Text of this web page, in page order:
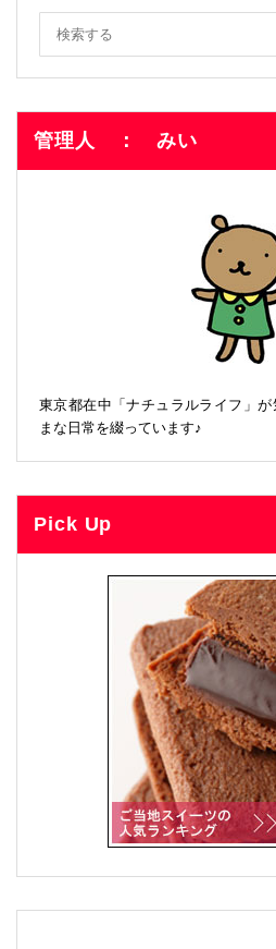
管理人 ： みい
東京都在中「ナチュラルライフ」
まな日常を綴っています♪
Pick Up